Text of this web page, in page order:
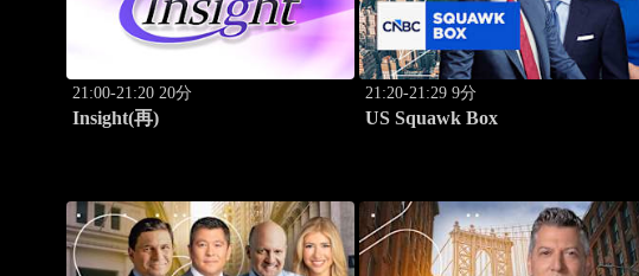
21:00-21:20 20分
Insight(再)
21:20-21:29 9分
US Squawk Box